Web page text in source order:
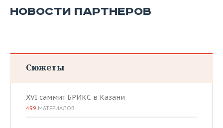
НОВОСТИ ПАРТНЕРОВ
Сюжеты
XVI саммит БРИКС в Казани
499 МАТЕРИАЛОВ